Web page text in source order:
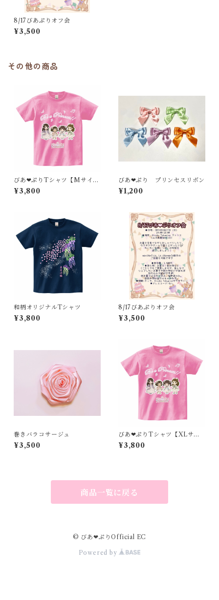
8/17びあぷりオフ会
¥3,500
その他の商品
びあ❤︎ぷりTシャツ【Mサイ
ズ】
¥3,800
びあ❤︎ぷり プリンセスリボン
¥1,200
和柄オリジナルTシャツ
¥3,800
8/17びあぷりオフ会
¥3,500
巻きバラコサージュ
¥3,500
びあ❤︎ぷりTシャツ【XLサイ
ズ】
¥3,800
商品一覧に戻る
© びあ❤︎ぷりOfficial EC
Powered by